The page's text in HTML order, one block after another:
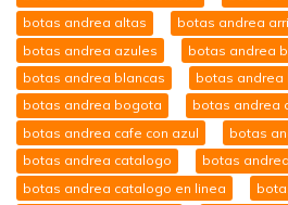
botas andrea altas
botas andrea
botas andrea azules
botas andrea
botas andrea blancas
botas andrea
botas andrea bogota
botas andrea
botas andrea cafe con azul
botas
botas andrea catalogo
botas
botas andrea catalogo en linea